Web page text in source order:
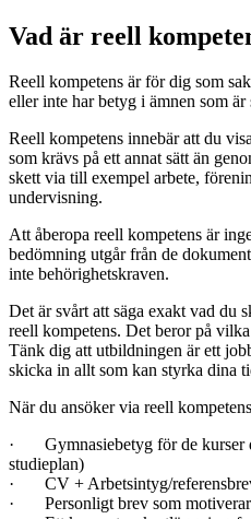
Vad är reell
Reell kompetens är för dig som
eller inte har betyg i ämnen som
Reell kompetens innebär att du
som krävs på ett annat sätt än
skett via till exempel arbete,
undervisning.
Att åberopa reell kompetens är
bedömning utgår från de
inte behörighetskraven.
Det är svårt att säga exakt vad du
reell kompetens. Det beror på
Tänk dig att utbildningen är ett
skicka in allt som kan styrka dina
När du ansöker via reell
· Gymnasiebetyg för de kurser
studieplan)
· CV + Arbetsintyg/
· Personligt brev som